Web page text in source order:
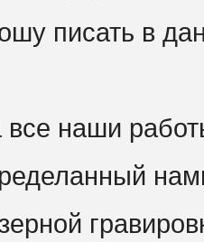
писать в
все наши